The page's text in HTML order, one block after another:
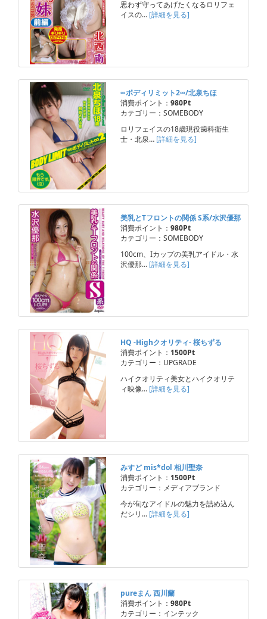
思わず守ってあげたくなるロリフェ
イスの… [詳細を見る]
∞ボディリミット2∞/北泉ちほ
消費ポイント： 980Pt
カテゴリー：SOMEBODY
ロリフェイスの18歳現役歯科衛生
士・北泉… [詳細を見る]
美乳とTフロントの関係 S系/水沢優那
消費ポイント： 980Pt
カテゴリー：SOMEBODY
100cm、Iカップの美乳アイドル・水
沢優那… [詳細を見る]
HQ -Highクオリティ- 桜ちずる
消費ポイント： 1500Pt
カテゴリー：UPGRADE
ハイクオリティ美女とハイクオリテ
ィ映像… [詳細を見る]
みすど mis*dol 相川聖奈
消費ポイント： 1500Pt
カテゴリー：メディアブランド
今が旬なアイドルの魅力を詰め込ん
だシリ… [詳細を見る]
pureまん 西川蘭
消費ポイント： 980Pt
カテゴリー：インテック